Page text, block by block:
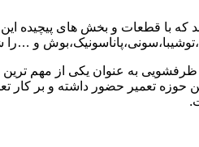
که با قطعات و بخش های پیچیده
و
به عنوان یکی از مهم ترین
تعمیر حضور داشته و بر کار